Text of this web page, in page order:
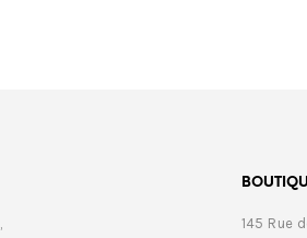
145 Rue